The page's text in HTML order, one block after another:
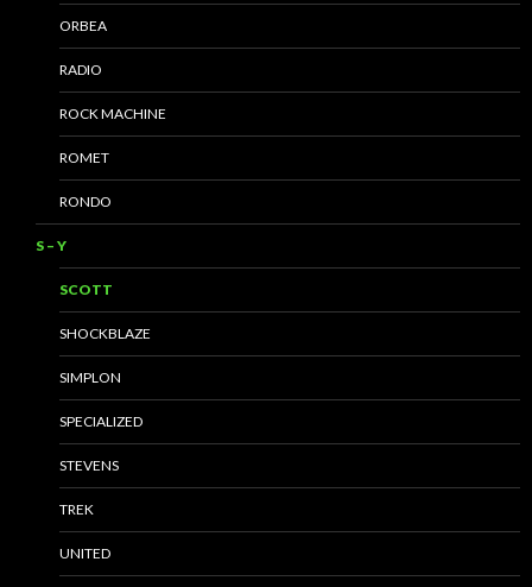
ORBEA
RADIO
ROCK MACHINE
ROMET
RONDO
S – Y
SCOTT
SHOCKBLAZE
SIMPLON
SPECIALIZED
STEVENS
TREK
UNITED